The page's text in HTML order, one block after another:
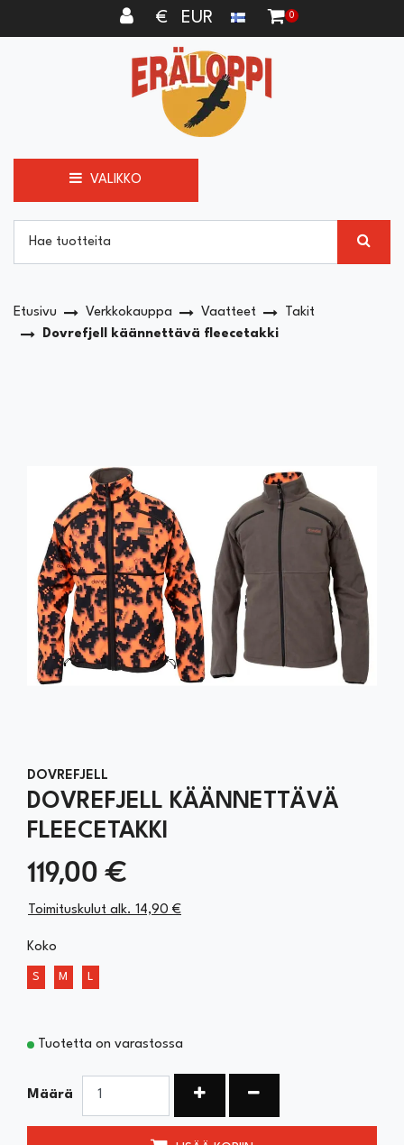
€ EUR 0
VALIKKO
Etusivu Verkkokauppa Vaatteet
Takit
Dovrefjell käännettävä fleecetakki
DOVREFJELL
DOVREFJELL KÄÄNNETTÄVÄ
FLEECETAKKI
119,00 €
Toimituskulut alk. 14,90 €
Koko
S M L
Tuotetta on varastossa
Määrä Kasvata määrääVähennä määrää